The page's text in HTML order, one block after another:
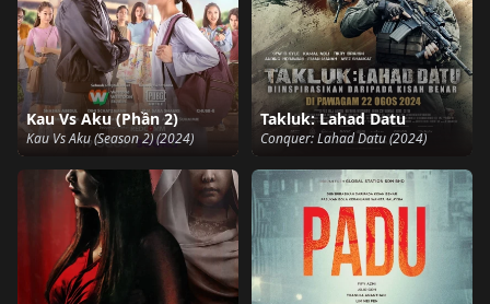
Kau Vs Aku (Phần 2)
Kau Vs Aku (Season 2) (2024)
Takluk: Lahad Datu
Conquer: Lahad Datu (2024)